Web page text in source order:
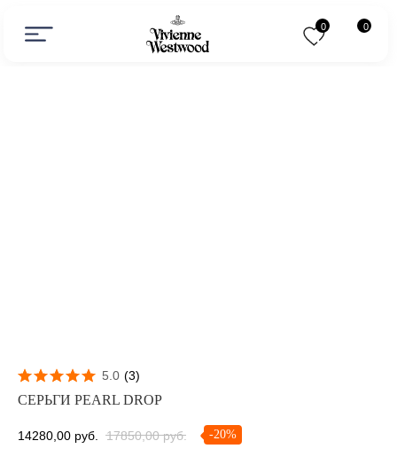
5.0 (3)
СЕРЬГИ PEARL DROP
14280,00 руб. 17850,00 руб. -20%